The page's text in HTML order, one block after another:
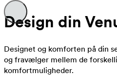
Design din
Designet og komforten på din
og fravælger mellem de
komfortmuligheder.